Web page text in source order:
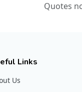
Quotes
Links
Us